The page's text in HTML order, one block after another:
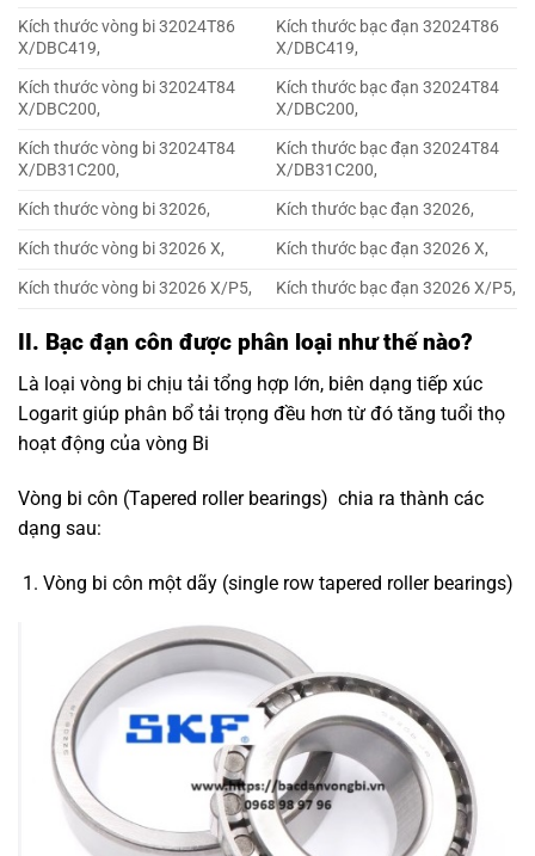
Kích thước vòng bi 32024T86
X/DBC419,
Kích thước bạc đạn 32024T86
X/DBC419,
Kích thước vòng bi 32024T84
X/DBC200,
Kích thước bạc đạn 32024T84
X/DBC200,
Kích thước vòng bi 32024T84
X/DB31C200,
Kích thước bạc đạn 32024T84
X/DB31C200,
Kích thước vòng bi 32026,
Kích thước bạc đạn 32026,
Kích thước vòng bi 32026 X,
Kích thước bạc đạn 32026 X,
Kích thước vòng bi 32026 X/P5,
Kích thước bạc đạn 32026 X/P5,
II. Bạc đạn côn được phân loại như thế nào?
Là loại vòng bi chịu tải tổng hợp lớn, biên dạng tiếp xúc
Logarit giúp phân bổ tải trọng đều hơn từ đó tăng tuổi thọ
hoạt động của vòng Bi
Vòng bi côn (Tapered roller bearings) chia ra thành các
dạng sau:
Vòng bi côn một dãy (single row tapered roller bearings)